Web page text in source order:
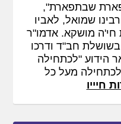
שבתפארת",
שמואל, לאביו
חי'ה מושקא. אדמו"ר
בשושלת חב"ד ודרכו
הידוע "לכתחילה
מעל כל
חיייו